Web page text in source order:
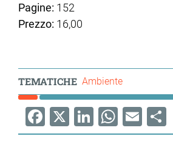
Pagine: 152
Prezzo: 16,00
TEMATICHE Ambiente
Facebook
X LinkedInEmail